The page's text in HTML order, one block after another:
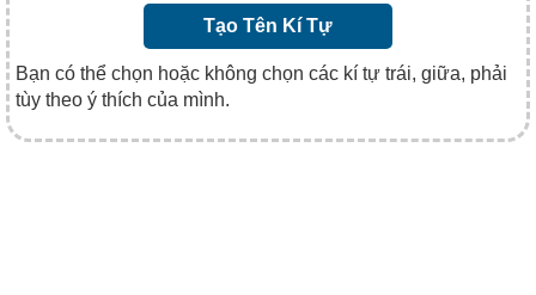
Tạo Tên Kí Tự
Bạn có thể chọn hoặc không chọn các kí tự trái, giữa, phải
tùy theo ý thích của mình.